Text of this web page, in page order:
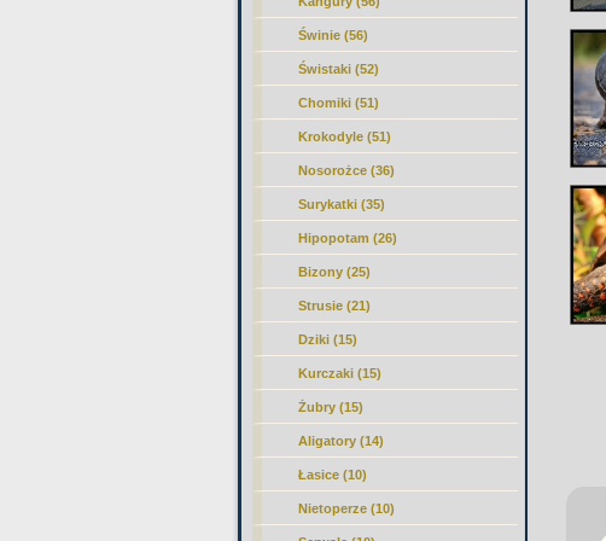
Świnie (56)
Świstaki (52)
Chomiki (51)
Krokodyle (51)
Nosorożce (36)
Surykatki (35)
Hipopotam (26)
Bizony (25)
Strusie (21)
Dziki (15)
Kurczaki (15)
Żubry (15)
Aligatory (14)
Łasice (10)
Nietoperze (10)